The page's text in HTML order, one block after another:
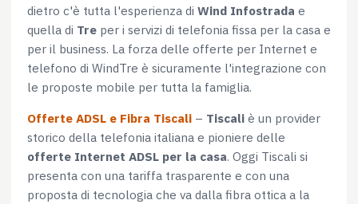
dietro c'è tutta l'esperienza di Wind Infostrada e
quella di Tre per i servizi di telefonia fissa per la casa e
per il business. La forza delle offerte per Internet e
telefono di WindTre è sicuramente l'integrazione con
le proposte mobile per tutta la famiglia.
Offerte ADSL e Fibra Tiscali – Tiscali è un provider
storico della telefonia italiana e pioniere delle
offerte Internet ADSL per la casa. Oggi Tiscali si
presenta con una tariffa trasparente e con una
proposta di tecnologia che va dalla fibra ottica a la